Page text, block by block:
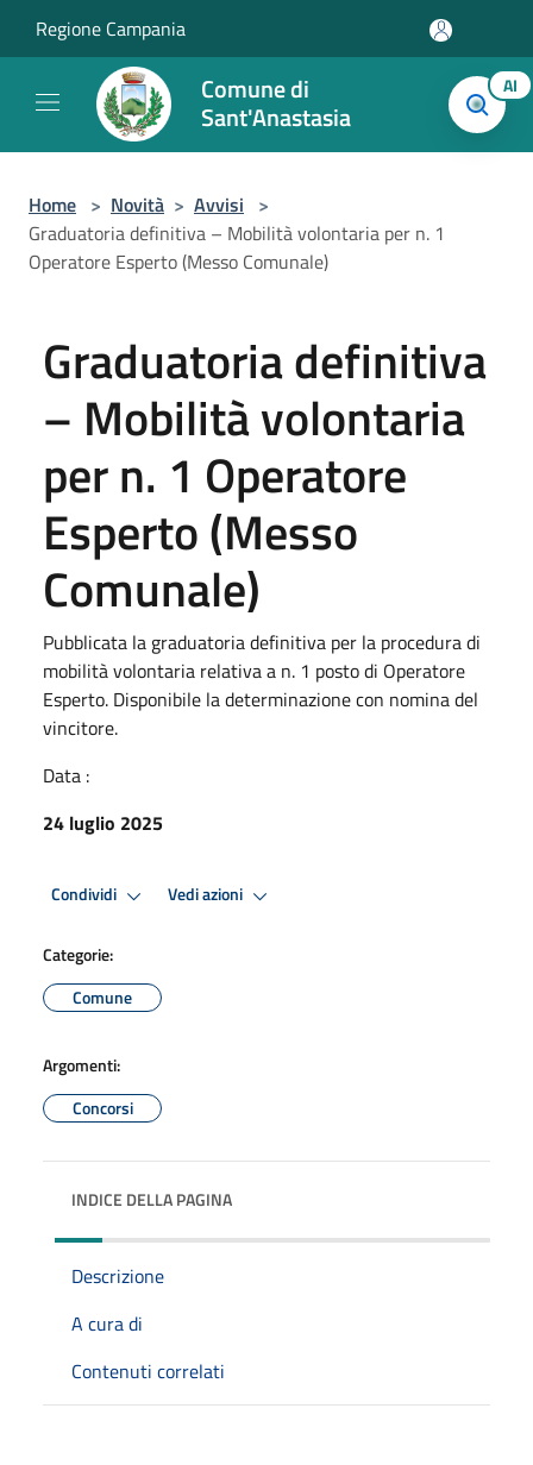
Regione Campania
Comune di
Sant'Anastasia
AI
Home > Novità > Avvisi >
Graduatoria definitiva – Mobilità volontaria per n. 1
Operatore Esperto (Messo Comunale)
Graduatoria definitiva
– Mobilità volontaria
per n. 1 Operatore
Esperto (Messo
Comunale)
Pubblicata la graduatoria definitiva per la procedura di
mobilità volontaria relativa a n. 1 posto di Operatore
Esperto. Disponibile la determinazione con nomina del
vincitore.
Data :
24 luglio 2025
Condividi Vedi azioni
Categorie:
Comune
Argomenti:
Concorsi
INDICE DELLA PAGINA
Descrizione
A cura di
Contenuti correlati